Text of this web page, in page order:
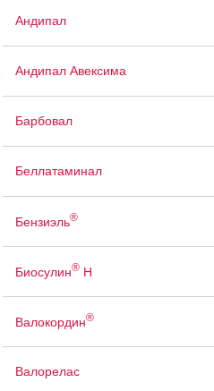
Андипал
Андипал Авексима
Барбовал
Беллатаминал
Бензиэль®
Биосулин®Н
Валокордин®
Валорелас